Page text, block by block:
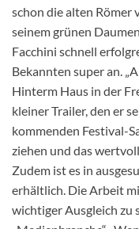
schon die alten Römer
seinem grünen
Facchini schnell
Bekannten super an.
Hinterm Haus in der
kleiner Trailer, den er
kommenden Festival-
ziehen und das
Zudem ist es in
erhältlich. Die Arbeit
wichtiger Ausgleich zu